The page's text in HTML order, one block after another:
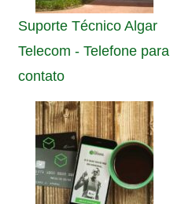
Suporte Técnico Algar
Telecom - Telefone para
contato